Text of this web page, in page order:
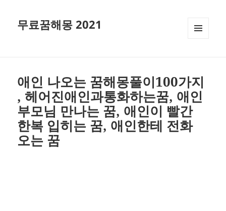
무료꿈해몽 2021
애인 나오는 꿈해몽풀이100가지
, 헤어진애인과통화하는꿈, 애인
부모님 만나는 꿈, 애인이 빨간
한복 입히는 꿈, 애인한테 전화
오는 꿈